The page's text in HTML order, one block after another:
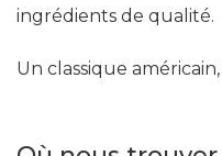
ingrédients de qualité.
Un classique